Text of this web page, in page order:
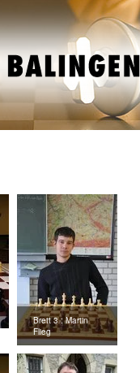
Brett 3 : Martin
Flieg